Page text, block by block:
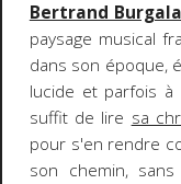
Bertrand
paysage musical
dans son époque,
lucide et parfois
suffit de lire sa
pour s'en rendre
son chemin,